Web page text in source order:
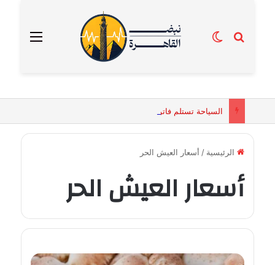
القائمة بحث عنالوضع المظلم
الرئيسية / أسعار العيش الحر
أسعار العيش الحر